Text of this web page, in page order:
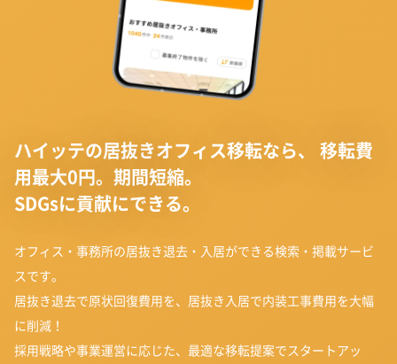
ハイッテの居抜きオフィス移転なら、
移転費
用最大0円。期間短縮。
SDGsに貢献にできる。
オフィス・事務所の居抜き退去・入居ができる検索・掲載サービ
スです。
居抜き退去で原状回復費用を、居抜き入居で内装工事費用を大幅
に削減！
採用戦略や事業運営に応じた、最適な移転提案でスタートアッ